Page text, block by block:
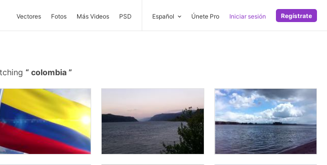
Vectores Fotos Más Videos PSD Español Únete Pro Iniciar sesión Regístrate
colombia